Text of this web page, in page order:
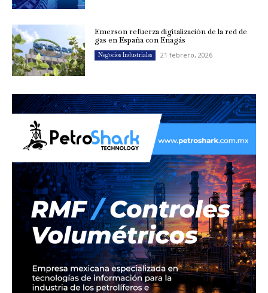
Emerson refuerza digitalización de la red de
gas en España con Enagás
Negocios Industriales 21 febrero, 2026